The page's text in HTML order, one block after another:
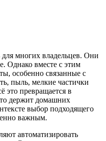
многих владельцев. Они
Однако вместе с этим
особенно связанные с
пыль, мелкие частички
превращается в
держит домашних
выбор подходящего
важным.
автоматизировать